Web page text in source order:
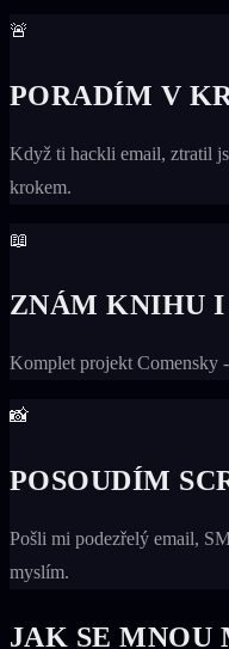
🚨
PORADÍM V
Když ti hackli email, ztratil
krokem.
📖
ZNÁM KNIHU I
Komplet projekt Comensky
📸
POSOUDÍM
Pošli mi podezřelý email,
myslím.
JAK SE MNOU